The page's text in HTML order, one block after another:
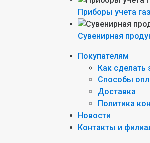
Приборы учета
Сувенирная
Покупателям
Как сделать
Способы
Доставка
Политика
Новости
Контакты и